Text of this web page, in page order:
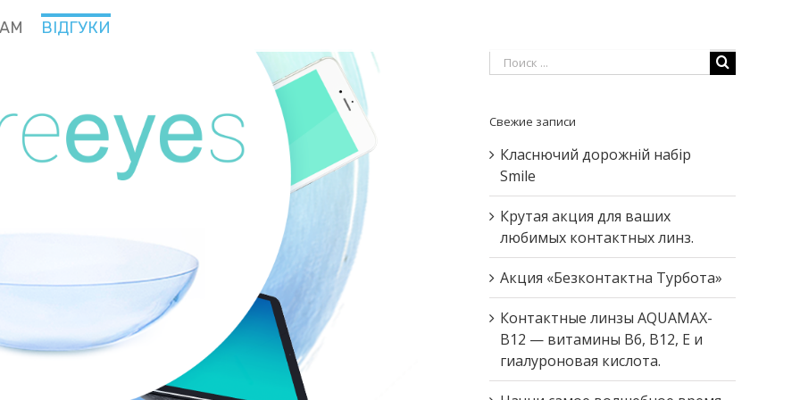
ВІДГУКИ
Результат
поиска:
Свежие записи
Класнючий дорожній набір
Smile
Крутая акция для ваших
любимых контактных линз.
Акция «Безконтактна Турбота»
Контактные линзы AQUAMAX-
B12 — витамины В6, В12, Е и
гиалуроновая кислота.